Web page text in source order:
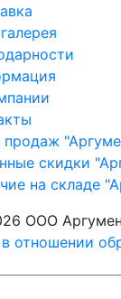
скидки
на складе
ООО
отношении